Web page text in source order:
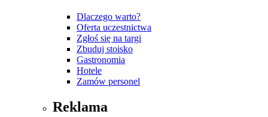
Dlaczego warto?
Oferta uczestnictwa
Zgłoś się na targi
Zbuduj stoisko
Gastronomia
Hotele
Zamów personel
Reklama